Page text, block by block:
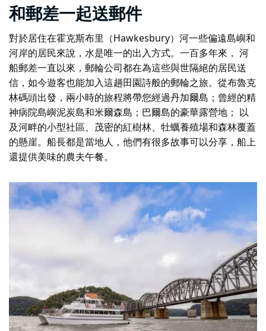
和郵差一起送郵件
對於居住在霍克斯布里（Hawkesbury）河一些偏遠島嶼和
河岸的居民來說，水是唯一的出入方式。一百多年來， 河
船郵差一直以來，郵輪公司都在為這些與世隔絕的居民送
信，如今遊客也能加入這趟田園詩般的郵輪之旅。從布魯克
林碼頭出發，兩小時的旅程將帶您經過丹加爾島；曾經的精
神病院島嶼泥炭島和米爾森島；巴爾島的豪華露營地； 以
及河畔的小型社區、茂密的紅樹林、牡蠣養殖場和森林覆蓋
的懸崖。船長都是當地人，他們有很多故事可以分享，船上
還提供美味的農夫午餐。